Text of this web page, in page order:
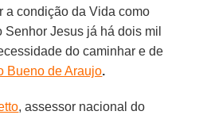
a condição da Vida como
Jesus já há dois mil
do caminhar e de
Bueno de Araujo.
, assessor nacional do